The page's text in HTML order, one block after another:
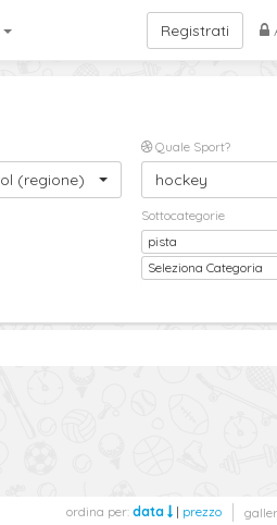
Registrati
(regione)
Quale Sport?
hockey
Sottocategorie
pista
Sottocategoria
2
Seleziona Categoria
ordina per: data | prezzo